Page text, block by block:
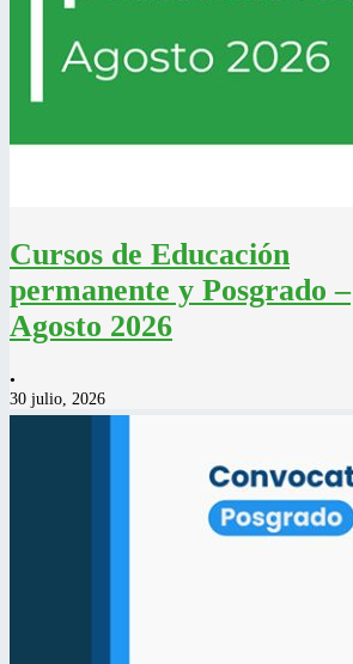
Cursos de Educación
permanente y Posgrado –
Agosto 2026
•
30 julio, 2026